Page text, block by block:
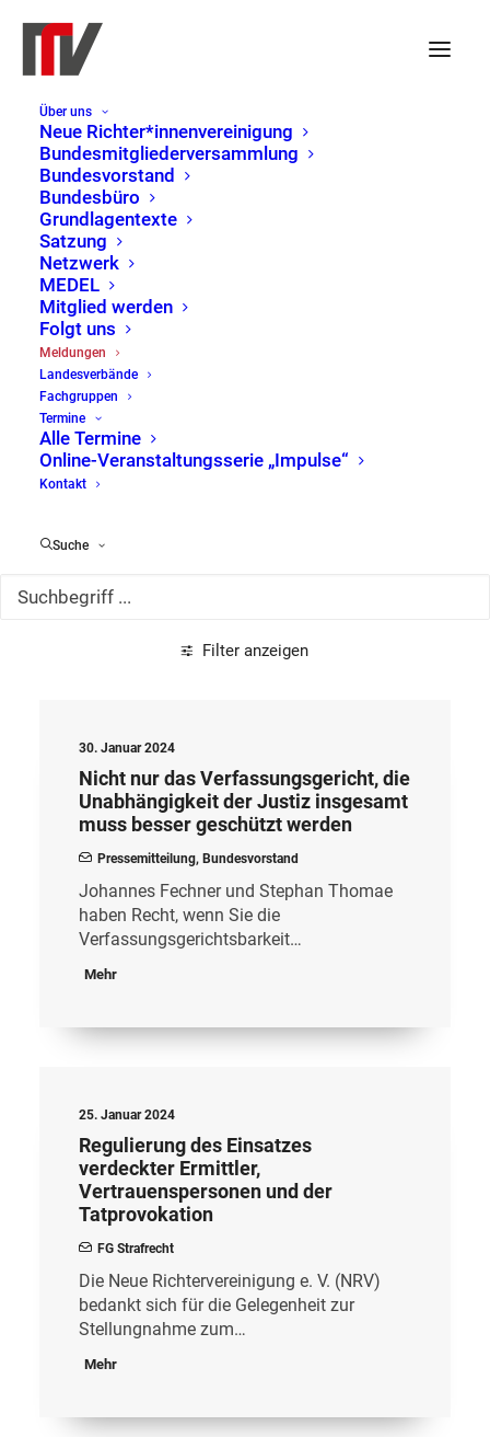
Über uns
Neue Richter*innenvereinigung
Bundesmitgliederversammlung
Bundesvorstand
Bundesbüro
Grundlagentexte
Satzung
Netzwerk
MEDEL
Mitglied werden
Folgt uns
Meldungen
Landesverbände
Fachgruppen
Termine
Alle Termine
Online-Veranstaltungsserie „Impulse“
Kontakt
Suche
Filter anzeigen
30. Januar 2024
Nicht nur das Verfassungsgericht, die
Unabhängigkeit der Justiz insgesamt
muss besser geschützt werden
Pressemitteilung, Bundesvorstand
Johannes Fechner und Stephan Thomae
haben Recht, wenn Sie die
Verfassungsgerichtsbarkeit…
Mehr
25. Januar 2024
Regulierung des Einsatzes
verdeckter Ermittler,
Vertrauenspersonen und der
Tatprovokation
FG Strafrecht
Die Neue Richtervereinigung e. V. (NRV)
bedankt sich für die Gelegenheit zur
Stellungnahme zum…
Mehr